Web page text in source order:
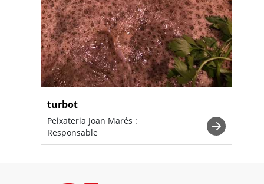
turbot
Peixateria Joan Marés :
Responsable